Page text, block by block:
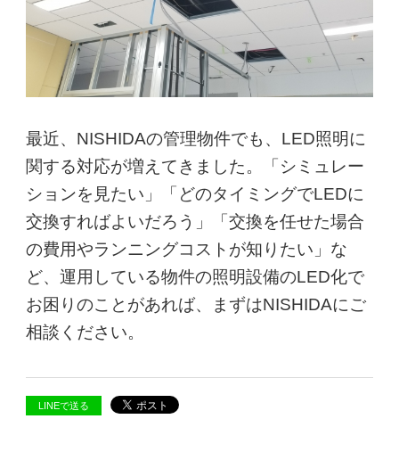
最近、NISHIDAの管理物件でも、LED照明に
関する対応が増えてきました。「シミュレー
ションを見たい」「どのタイミングでLEDに
交換すればよいだろう」「交換を任せた場合
の費用やランニングコストが知りたい」な
ど、運用している物件の照明設備のLED化で
お困りのことがあれば、まずはNISHIDAにご
相談ください。
LINEで送る